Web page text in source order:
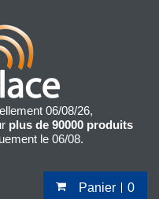
06/08/26,
plus de 90000 produits
le 06/08.
Panier 0